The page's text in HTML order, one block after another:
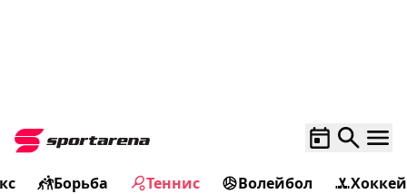
Борьба Теннис Волейбол Хоккей